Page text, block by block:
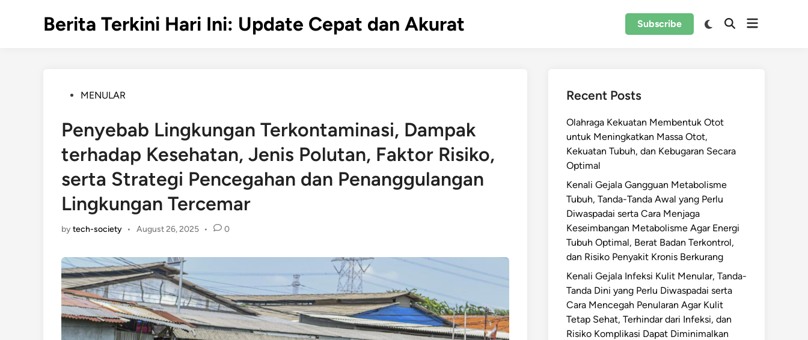
Berita Terkini Hari Ini: Update Cepat dan Akurat Subscribe
SwitchOpenOpen
PostedMENULAR
Penyebab Lingkungan Terkontaminasi, Dampak
terhadap Kesehatan, Jenis Polutan, Faktor Risiko,
serta Strategi Pencegahan dan Penanggulangan
Lingkungan Tercemar
bytech-society • August 26, 2025 • 0
Recent Posts
Olahraga Kekuatan Membentuk Otot
untuk Meningkatkan Massa Otot,
Kekuatan Tubuh, dan Kebugaran Secara
Optimal
Kenali Gejala Gangguan Metabolisme
Tubuh, Tanda-Tanda Awal yang Perlu
Diwaspadai serta Cara Menjaga
Keseimbangan Metabolisme Agar Energi
Tubuh Optimal, Berat Badan Terkontrol,
dan Risiko Penyakit Kronis Berkurang
Kenali Gejala Infeksi Kulit Menular, Tanda-
Tanda Dini yang Perlu Diwaspadai serta
Cara Mencegah Penularan Agar Kulit
Tetap Sehat, Terhindar dari Infeksi, dan
Risiko Komplikasi Dapat Diminimalkan